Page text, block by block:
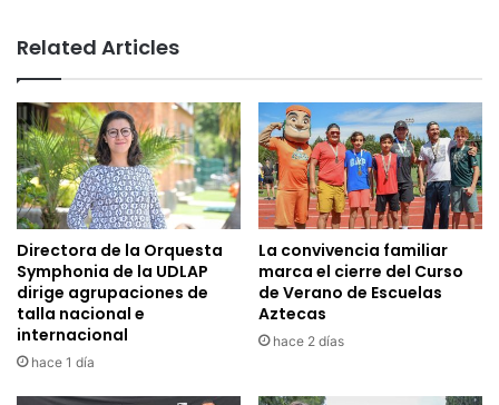
Related Articles
Directora de la Orquesta
Symphonia de la UDLAP
dirige agrupaciones de
talla nacional e
internacional
hace 1 día
La convivencia familiar
marca el cierre del Curso
de Verano de Escuelas
Aztecas
hace 2 días